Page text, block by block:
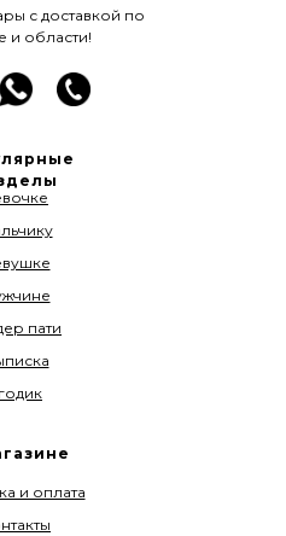
с доставкой по
и области!
и оплата
пати